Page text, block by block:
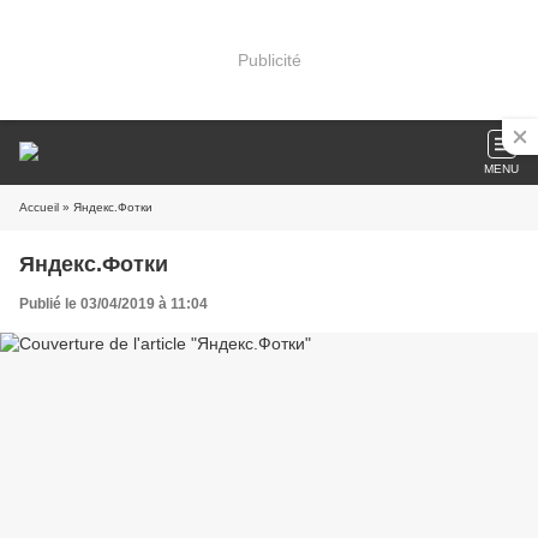
Publicité
MENU
Accueil » Яндекс.Фотки
Яндекс.Фотки
Publié le 03/04/2019 à 11:04